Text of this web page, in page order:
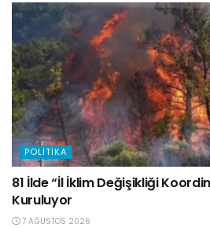
POLITIKA
81 İlde “İl İklim Değişikliği
Kuruluyor
7 AĞUSTOS 2026